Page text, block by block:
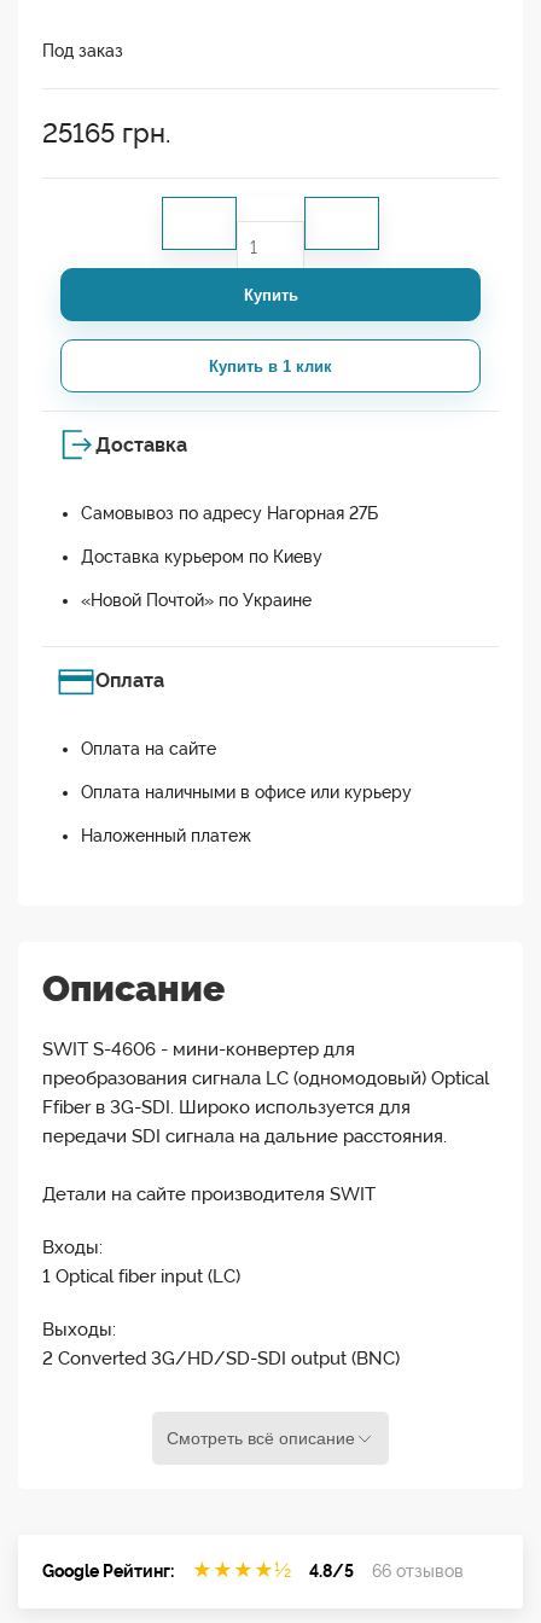
Под заказ
25165 грн.
Купить
Купить в 1 клик
Доставка
Самовывоз по адресу Нагорная 27Б
Доставка курьером по Киеву
«Новой Почтой» по Украине
Оплата
Оплата на сайте
Оплата наличными в офисе или курьеру
Наложенный платеж
Описание
SWIT S-4606 - мини-конвертер для
преобразования сигнала LC (одномодовый) Optical
Ffiber в 3G-SDI. Широко используется для
передачи SDI сигнала на дальние расстояния.
Детали на сайте производителя SWIT
Входы:
1 Optical fiber input (LC)
Выходы:
2 Converted 3G/HD/SD-SDI output (BNC)
SDI: SMPTE-425M - 1080p (60 / 59.94 / 50)
SMPTE-296M - 720p (60 / 59.94 / 50)
Смотреть всё описание
Google Рейтинг: ★ ★ ★ ★½ 4.8/5 66 отзывов